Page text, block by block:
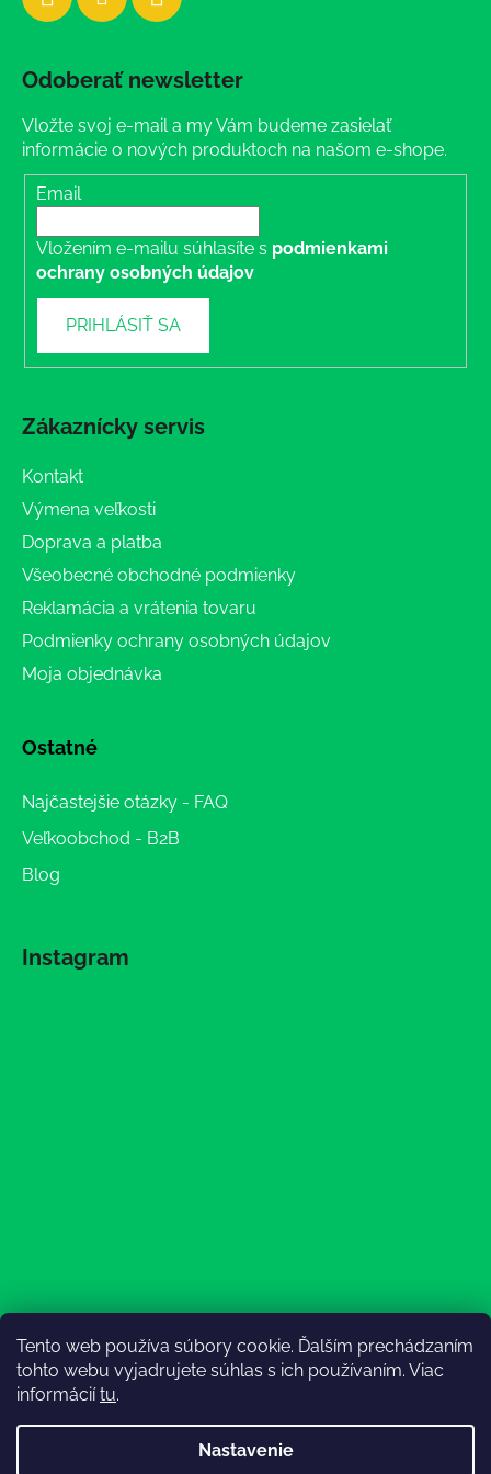
Tento web používa súbory cookie. Ďalším prechádzaním
tohto webu vyjadrujete súhlas s ich používaním. Viac
informáciítu.
Nastavenie
Odoberať newsletter
Vložte svoj e-mail a my Vám budeme zasielať
informácie o nových produktoch na našom e-shope.
Email
Vložením e-mailu súhlasíte s podmienkami
ochrany osobných údajov
PRIHLÁSIŤ SA
Zákaznícky servis
Kontakt
Výmena veľkosti
Doprava a platba
Všeobecné obchodné podmienky
Reklamácia a vrátenia tovaru
Podmienky ochrany osobných údajov
Moja objednávka
Ostatné
Najčastejšie otázky - FAQ
Veľkoobchod - B2B
Blog
Instagram
Sledovať na Instagrame